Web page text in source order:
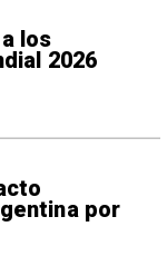
los
2026
por